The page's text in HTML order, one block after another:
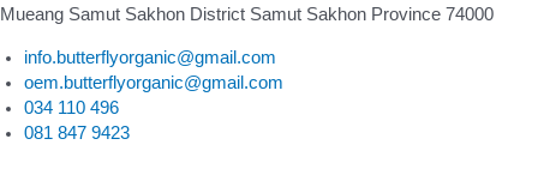
Mueang Samut Sakhon District Samut Sakhon Province 74000
info.butterflyorganic@gmail.com
oem.butterflyorganic@gmail.com
034 110 496
081 847 9423